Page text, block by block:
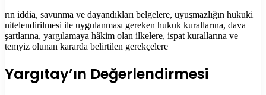
rın iddia, savunma ve dayandıkları belgelere, uyuşmazlığın hukuki
nitelendirilmesi ile uygulanması gereken hukuk kurallarına, dava
şartlarına, yargılamaya hâkim olan ilkelere, ispat kurallarına ve
temyiz olunan kararda belirtilen gerekçelere
Yargıtay’ın Değerlendirmesi